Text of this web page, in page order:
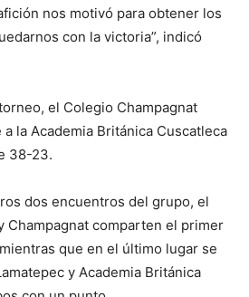
nos motivó para obtener los
con la victoria”, indicó
el Colegio Champagnat
la Academia Británica Cuscatleca
38-23.
dos encuentros del grupo, el
Champagnat comparten el primer
que en el último lugar se
y Academia Británica